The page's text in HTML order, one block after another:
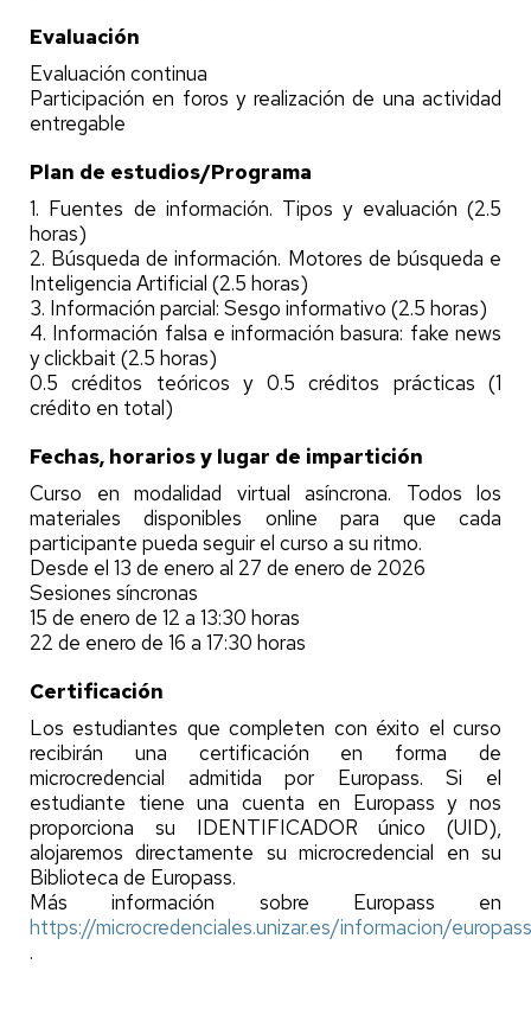
Evaluación
Evaluación continua
Participación en foros y realización de una actividad
entregable
Plan de estudios/Programa
1. Fuentes de información. Tipos y evaluación (2.5
horas)
2. Búsqueda de información. Motores de búsqueda e
Inteligencia Artificial (2.5 horas)
3. Información parcial: Sesgo informativo (2.5 horas)
4. Información falsa e información basura: fake news
y clickbait (2.5 horas)
0.5 créditos teóricos y 0.5 créditos prácticas (1
crédito en total)
Fechas, horarios y lugar de impartición
Curso en modalidad virtual asíncrona. Todos los
materiales disponibles online para que cada
participante pueda seguir el curso a su ritmo.
Desde el 13 de enero al 27 de enero de 2026
Sesiones síncronas
15 de enero de 12 a 13:30 horas
22 de enero de 16 a 17:30 horas
Certificación
Los estudiantes que completen con éxito el curso
recibirán una certificación en forma de
microcredencial admitida por Europass. Si el
estudiante tiene una cuenta en Europass y nos
proporciona su IDENTIFICADOR único (UID),
alojaremos directamente su microcredencial en su
Biblioteca de Europass.
Más información sobre Europass en
https://microcredenciales.unizar.es/informacion/europass
.